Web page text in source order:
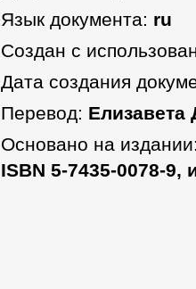
Язык документа: ru
Создан с
Дата создания
Перевод: Елизавета
Основано на
ISBN 5-7435-0078-9,